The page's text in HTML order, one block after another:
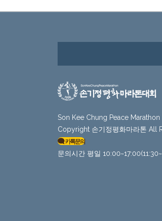
Son Kee Chung Peace Marathon
Copyright 손기정평화마라톤 All
카톡문의
문의시간 평일